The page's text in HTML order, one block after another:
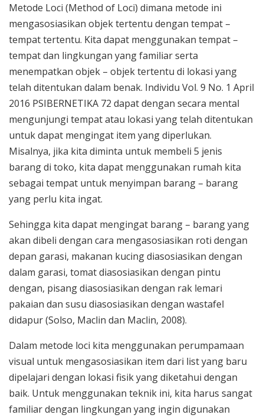
Metode Loci (Method of Loci) dimana metode ini
mengasosiasikan objek tertentu dengan tempat –
tempat tertentu. Kita dapat menggunakan tempat –
tempat dan lingkungan yang familiar serta
menempatkan objek – objek tertentu di lokasi yang
telah ditentukan dalam benak. Individu Vol. 9 No. 1 April
2016 PSIBERNETIKA 72 dapat dengan secara mental
mengunjungi tempat atau lokasi yang telah ditentukan
untuk dapat mengingat item yang diperlukan.
Misalnya, jika kita diminta untuk membeli 5 jenis
barang di toko, kita dapat menggunakan rumah kita
sebagai tempat untuk menyimpan barang – barang
yang perlu kita ingat.
Sehingga kita dapat mengingat barang – barang yang
akan dibeli dengan cara mengasosiasikan roti dengan
depan garasi, makanan kucing diasosiasikan dengan
dalam garasi, tomat diasosiasikan dengan pintu
dengan, pisang diasosiasikan dengan rak lemari
pakaian dan susu diasosiasikan dengan wastafel
didapur (Solso, Maclin dan Maclin, 2008).
Dalam metode loci kita menggunakan perumpamaan
visual untuk mengasosiasikan item dari list yang baru
dipelajari dengan lokasi fisik yang diketahui dengan
baik. Untuk menggunakan teknik ini, kita harus sangat
familiar dengan lingkungan yang ingin digunakan